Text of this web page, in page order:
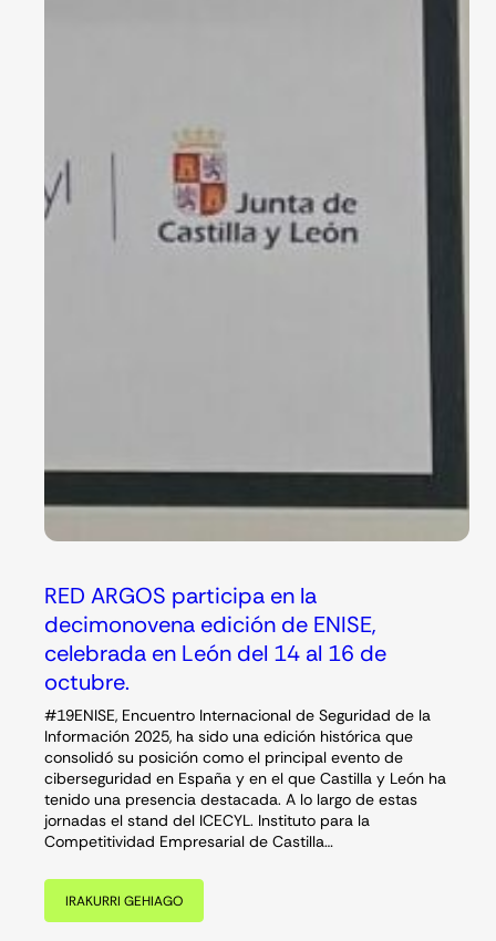
RED ARGOS participa en la
decimonovena edición de ENISE,
celebrada en León del 14 al 16 de
octubre.
#19ENISE, Encuentro Internacional de Seguridad de la
Información 2025, ha sido una edición histórica que
consolidó su posición como el principal evento de
ciberseguridad en España y en el que Castilla y León ha
tenido una presencia destacada. A lo largo de estas
jornadas el stand del ICECYL. Instituto para la
Competitividad Empresarial de Castilla…
IRAKURRI GEHIAGO